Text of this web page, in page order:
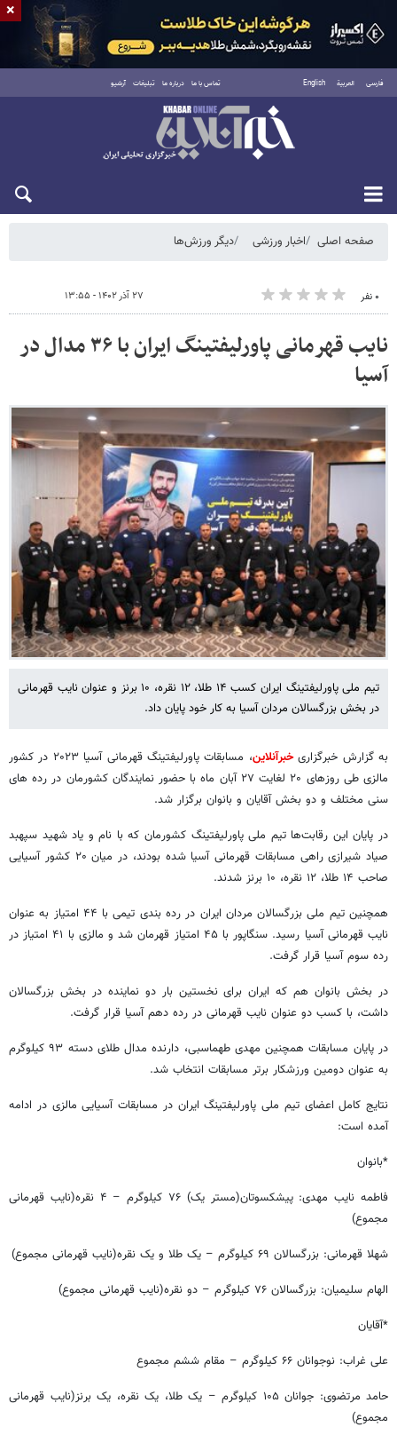
فارسی العربية English تماس با ما درباره ما تبلیغات آرشیو
یکشنبه ۱۸ مرداد ۱۴۰۵
صفحه اصلی اخبار ورزشی دیگر ورزش‌ها
۰ نفر ۲۷ آذر ۱۴۰۲ - ۱۳:۵۵
نایب قهرمانی پاورلیفتینگ ایران با ۳۶ مدال در
آسیا
تیم ملی پاورلیفتینگ ایران کسب ۱۴ طلا، ۱۲ نقره، ۱۰ برنز و عنوان نایب قهرمانی
در بخش بزرگسالان مردان آسیا به کار خود پایان داد.
به گزارش خبرگزاریخبرآنلاین
، مسابقات پاورلیفتینگ قهرمانی آسیا ۲۰۲۳ در کشور
مالزی طی روزهای ۲۰ لغایت ۲۷ آبان ماه با حضور نمایندگان کشورمان در رده های
سنی مختلف و دو بخش آقایان و بانوان برگزار شد.
در پایان این رقابت‌ها تیم ملی پاورلیفتینگ کشورمان که با نام و یاد شهید سپهبد
صیاد شیرازی راهی مسابقات قهرمانی آسیا شده بودند، در میان ۲۰ کشور آسیایی
صاحب ۱۴ طلا، ۱۲ نقره، ۱۰ برنز شدند.
همچنین تیم ملی بزرگسالان مردان ایران در رده بندی تیمی با ۴۴ امتیاز به عنوان
نایب قهرمانی آسیا رسید. سنگاپور با ۴۵ امتیاز قهرمان شد و مالزی با ۴۱ امتیاز در
رده سوم آسیا قرار گرفت.
در بخش بانوان هم که ایران برای نخستین بار دو نماینده در بخش بزرگسالان
داشت، با کسب دو عنوان نایب قهرمانی در رده دهم آسیا قرار گرفت.
در پایان مسابقات همچنین مهدی طهماسبی، دارنده مدال طلای دسته ۹۳ کیلوگرم
به عنوان دومین ورزشکار برتر مسابقات انتخاب شد.
نتایج کامل اعضای تیم ملی پاورلیفتینگ ایران در مسابقات آسیایی مالزی در ادامه
آمده است:
*بانوان
فاطمه نایب مهدی: پیشکسوتان(مستر یک) ۷۶ کیلوگرم – ۴ نقره(نایب قهرمانی
مجموع)
شهلا قهرمانی: بزرگسالان ۶۹ کیلوگرم – یک طلا و یک نقره(نایب قهرمانی مجموع)
الهام سلیمیان: بزرگسالان ۷۶ کیلوگرم – دو نقره(نایب قهرمانی مجموع)
*آقایان
علی غراب: نوجوانان ۶۶ کیلوگرم – مقام ششم مجموع
حامد مرتضوی: جوانان ۱۰۵ کیلوگرم – یک طلا، یک نقره، یک برنز(نایب قهرمانی
مجموع)
×